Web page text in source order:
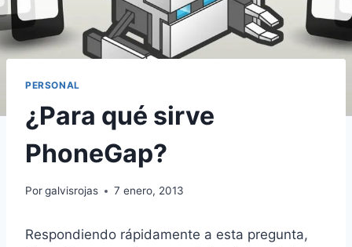
PERSONAL
¿Para qué sirve
PhoneGap?
Porgalvisrojas 7 enero, 2013
Respondiendo rápidamente a esta pregunta,